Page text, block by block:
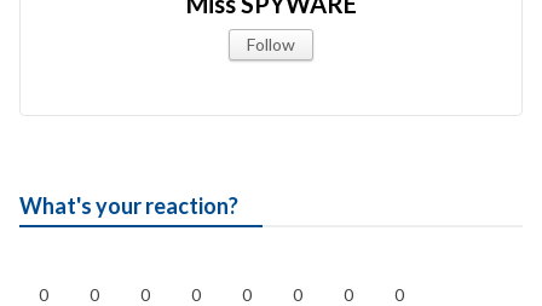
Follow
What's your reaction?
0 0 0 0 0 0 0 0